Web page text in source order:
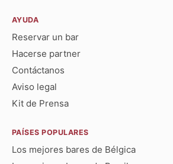
AYUDA
Reservar un bar
Hacerse partner
Contáctanos
Aviso legal
Kit de Prensa
PAÍSES POPULARES
Los mejores bares de Bélgica